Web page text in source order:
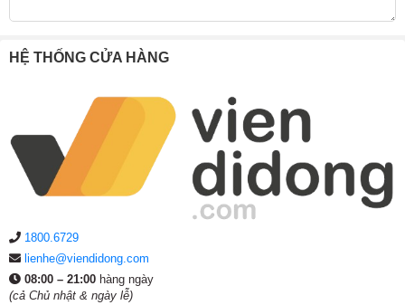
HỆ THỐNG CỬA HÀNG
1800.6729
lienhe@viendidong.com
08:00 – 21:00 hàng ngày
(cả Chủ nhật & ngày lễ)